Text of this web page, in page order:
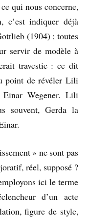
qui nous concerne,
c’est indiquer déjà
(1904) ; toutes
servir de modèle à
travestie : ce dit
point de révéler Lili
Wegener. Lili
souvent, Gerda la
» ne sont pas
réel, supposé ?
ici le terme
d’un acte
figure de style,